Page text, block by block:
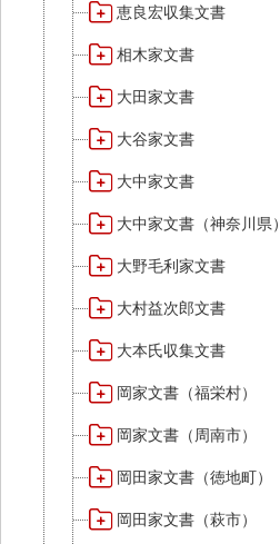
恵良宏収集文書
相木家文書
大田家文書
大谷家文書
大中家文書
大中家文書（神奈川県）
大野毛利家文書
大村益次郎文書
大本氏収集文書
岡家文書（福栄村）
岡家文書（周南市）
岡田家文書（徳地町）
岡田家文書（萩市）